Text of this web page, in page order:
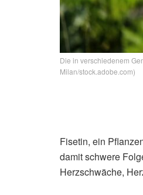
Die in verschiedenem
Milan/stock.adobe.com)
Fisetin, ein
damit schwere
Herzschwäche,